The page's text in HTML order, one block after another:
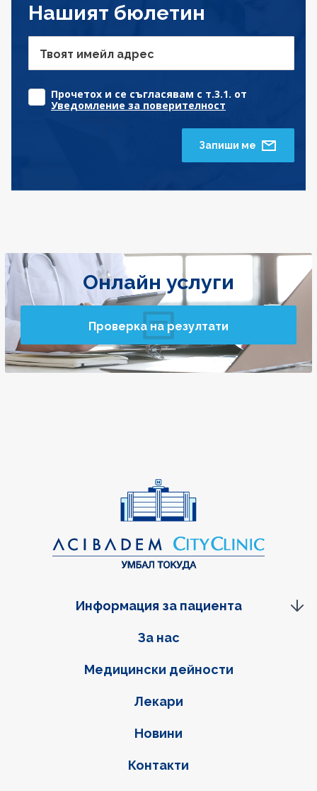
Нашият бюлетин
Твоят имейл адрес
Прочетох и се съгласявам с т.3.1. от
Уведомление за поверителност
Запиши ме
Онлайн услуги
Проверка на резултати
Фуутер навигация
За нас
Медицински дейности
Лекари
Новини
Контакти
Информация за пациента